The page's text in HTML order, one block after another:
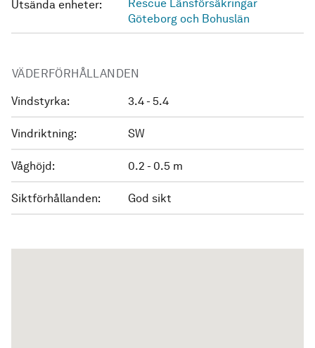
Utsända enheter:
Rescue Länsförsäkringar
Göteborg och Bohuslän
VÄDERFÖRHÅLLANDEN
Vindstyrka: 3.4 - 5.4
Vindriktning: SW
Våghöjd: 0.2 - 0.5 m
Siktförhållanden: God sikt